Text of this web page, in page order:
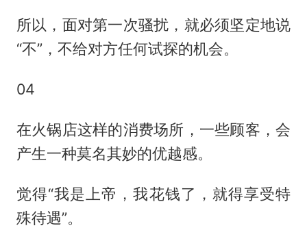
所以，面对第一次骚扰，就必须坚定地说
“不”，不给对方任何试探的机会。
04
在火锅店这样的消费场所，一些顾客，会
产生一种莫名其妙的优越感。
觉得“我是上帝，我花钱了，就得享受特
殊待遇”。